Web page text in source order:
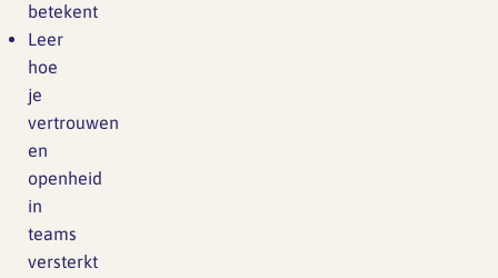
betekent
Leer
hoe
je
vertrouwen
en
openheid
in
teams
versterkt